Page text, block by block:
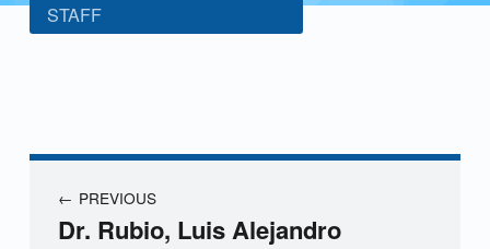
STAFF
r
PREVIOUS
Dr. Rubio, Luis Alejandro